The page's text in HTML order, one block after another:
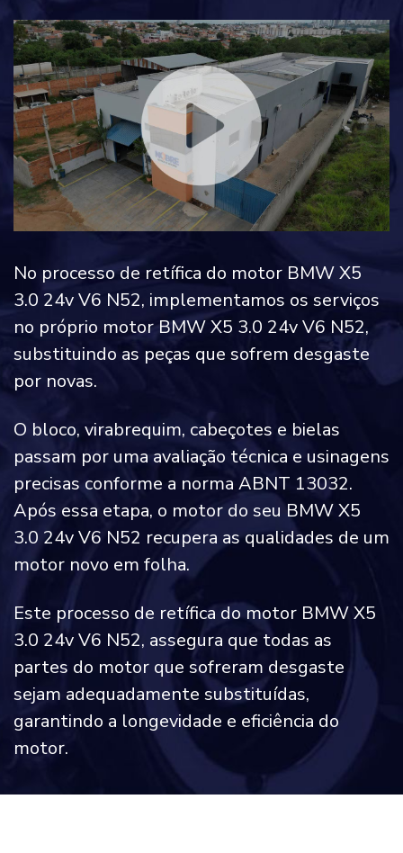
No processo de retífica do motor BMW X5
3.0 24v V6 N52, implementamos os serviços
no próprio motor BMW X5 3.0 24v V6 N52,
substituindo as peças que sofrem desgaste
por novas.
O bloco, virabrequim, cabeçotes e bielas
passam por uma avaliação técnica e usinagens
precisas conforme a norma ABNT 13032.
Após essa etapa, o motor do seu BMW X5
3.0 24v V6 N52 recupera as qualidades de um
motor novo em folha.
Este processo de retífica do motor BMW X5
3.0 24v V6 N52, assegura que todas as
partes do motor que sofreram desgaste
sejam adequadamente substituídas,
garantindo a longevidade e eficiência do
motor.